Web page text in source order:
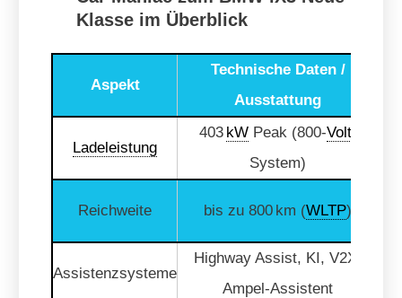
Klasse im Überblick
Aspekt
Technische Daten /
Ausstattung
Ladeleistung
403 kWPeak (800-Volt
System)
Reichweite bis zu 800 km (WLTP)
Assistenzsysteme
Highway Assist, KI, V2X,
Ampel-Assistent